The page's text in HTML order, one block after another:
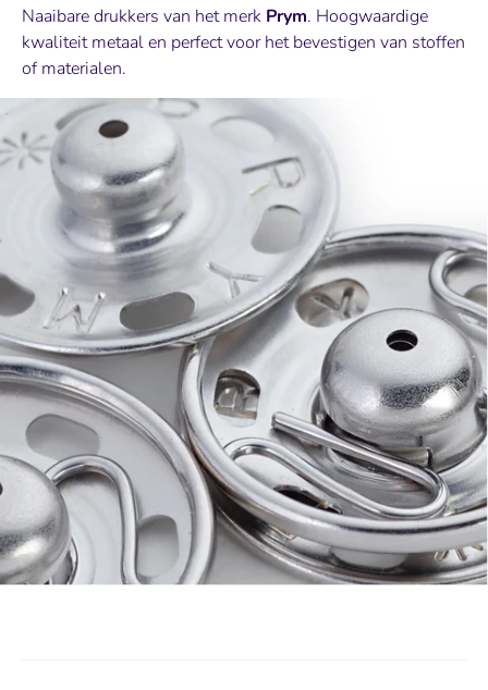
Naaibare drukkers van het merk Prym. Hoogwaardige
kwaliteit metaal en perfect voor het bevestigen van stoffen
of materialen.